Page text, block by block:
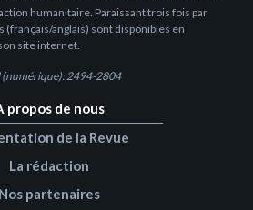
humanitaire. Paraissant trois fois par
(français/anglais) sont disponibles en
site internet.
(numérique): 2494-2804
propos de nous
de la Revue
La rédaction
Nos partenaires